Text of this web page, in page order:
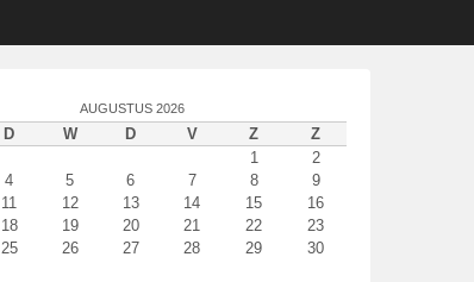
AUGUSTUS 2026
D W D V Z
Z
1
2
4 5 6 7 8
9
11 12 13 14 15
16
18 19 20 21 22
23
25 26 27 28 29
30